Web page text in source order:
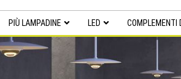
PIÙ LAMPADINE LED COMPLEMENTI